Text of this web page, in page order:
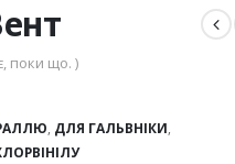
поки що. )
, ДЛЯ ГАЛЬВНІКИ,